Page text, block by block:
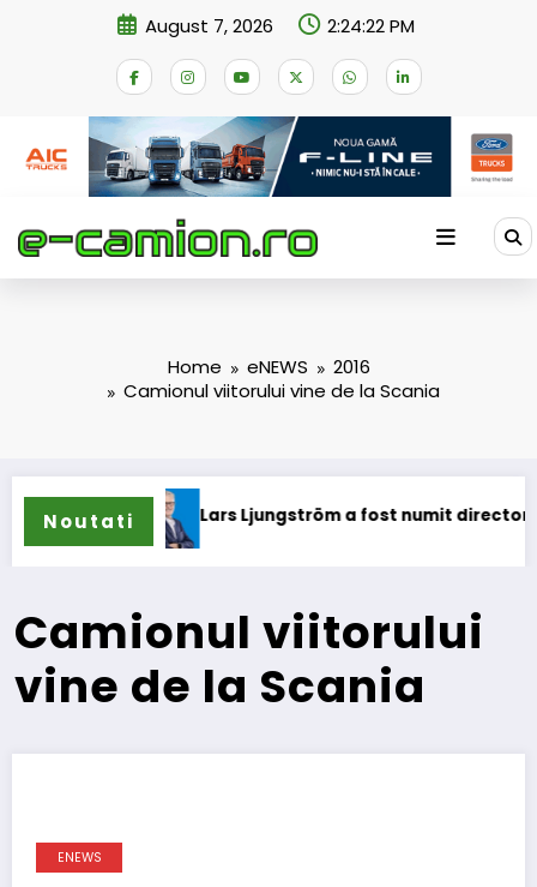
August 7, 2026 2:24:22 PM
Home eNEWS
2016
Camionul viitorului vine de la Scania
Noutati
Lars Ljungström a fost numit director general (CFO)
Camionul viitorului
vine de la Scania
ENEWS